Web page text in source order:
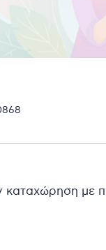
καταχώρηση με